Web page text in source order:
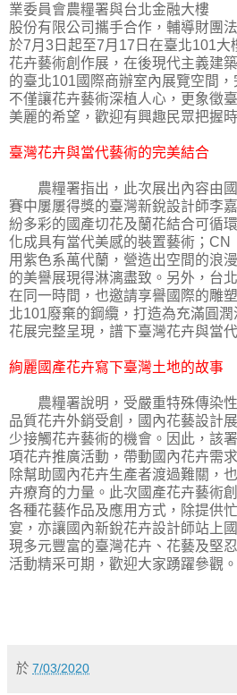
業委員會農糧署與台北金融大樓
股份有限公司攜手合作，輔導財團
於7月3日起至7月17日在臺北101大
花卉藝術創作展，在後現代主義建
的臺北101國際商辦室內展覽空間，
不僅讓花卉藝術深植人心，更象徵
美麗的希望，歡迎有興趣民眾把握
臺灣花卉與當代藝術的完美結合
農糧署指出，此次展出內容由國
賽中屢屢得獎的臺灣新銳設計師李
紛多彩的國產切花及蘭花結合可循
化成具有當代美感的裝置藝術；
用紫色系萬代蘭，營造出空間的浪
的美譽展現得淋漓盡致。另外，台
在同一時間，也邀請享譽國際的雕
北101廢棄的鋼纜，打造為充滿圓
花展完整呈現，譜下臺灣花卉與當
絢麗國產花卉寫下臺灣土地的故事
農糧署說明，受嚴重特殊傳染性
品質花卉外銷受創，國內花藝設計
少接觸花卉藝術的機會。因此，該
項花卉推廣活動，帶動國內花卉需
除幫助國內花卉生產者渡過難關，
卉療育的力量。此次國產花卉藝術
各種花藝作品及應用方式，除提供
宴，亦讓國內新銳花卉設計師站上
現多元豐富的臺灣花卉、花藝及堅
活動精采可期，歡迎大家踴躍參觀。
於 7/03/2020